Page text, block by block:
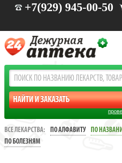
+7(929) 945-00-50
ВСЕ ЛЕКАРСТВА: ПО АЛФАВИТУ ПО
ПО БОЛЕЗНЯМ